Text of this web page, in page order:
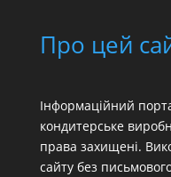
Про цей
Інформаційний
кондитерське
права захищені.
сайту без